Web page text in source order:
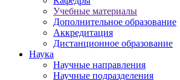
Учебные материалы
Дополнительное образование
Аккредитация
Дистанционное образование
Наука
Научные направления
Научные подразделения